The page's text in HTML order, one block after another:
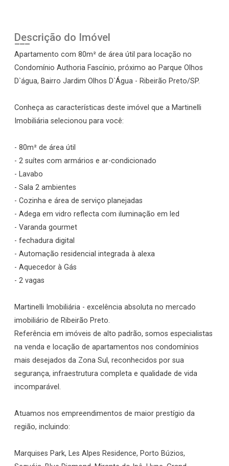
Descrição do Imóvel
Apartamento com 80m² de área útil para locação no
Condomínio Authoria Fascínio, próximo ao Parque Olhos
D`água, Bairro Jardim Olhos D`Água - Ribeirão Preto/SP.
Conheça as características deste imóvel que a Martinelli
Imobiliária selecionou para você:
- 80m² de área útil
- 2 suítes com armários e ar-condicionado
- Lavabo
- Sala 2 ambientes
- Cozinha e área de serviço planejadas
- Adega em vidro reflecta com iluminação em led
- Varanda gourmet
- fechadura digital
- Automação residencial integrada à alexa
- Aquecedor à Gás
- 2 vagas
Martinelli Imobiliária - excelência absoluta no mercado
imobiliário de Ribeirão Preto.
Referência em imóveis de alto padrão, somos especialistas
na venda e locação de apartamentos nos condomínios
mais desejados da Zona Sul, reconhecidos por sua
segurança, infraestrutura completa e qualidade de vida
incomparável.
Atuamos nos empreendimentos de maior prestígio da
região, incluindo:
Marquises Park, Les Alpes Residence, Porto Búzios,